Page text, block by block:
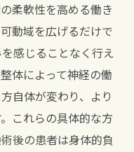
柔軟性を高める働き
動域を広げるだけで
感じることなく行え
体によって神経の働
自体が変わり、より
これらの具体的な方
後の患者は身体的負